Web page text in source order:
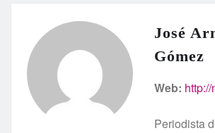
José
Gómez
Web:
Periodista